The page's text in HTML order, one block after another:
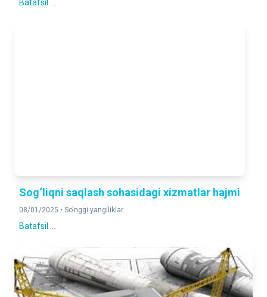
Batafsil ...
Sog‘liqni saqlash sohasidagi xizmatlar hajmi
08/01/2025 • So'nggi yangiliklar
Batafsil ...